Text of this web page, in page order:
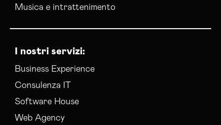
Musica e intrattenimento
I nostri servizi:
Business Experience
Consulenza IT
Software House
Web Agency